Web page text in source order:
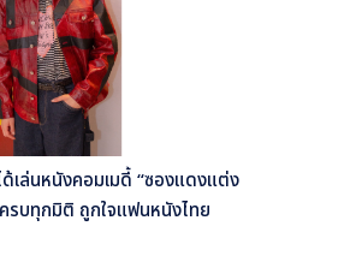
เล่นหนังคอมเมดี้ “ซองแดงแต่ง
บทุกมิติ ถูกใจแฟนหนังไทย